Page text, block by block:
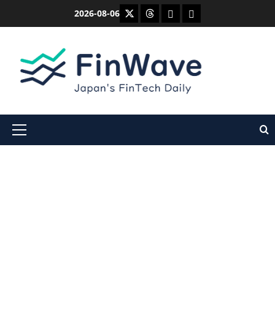
2026-08-06 X ThreadsBlueskyMastodon
メ